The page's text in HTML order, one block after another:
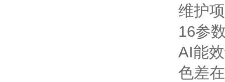
维护
16参
AI能
色差